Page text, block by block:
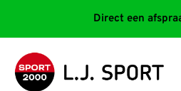
Direct een